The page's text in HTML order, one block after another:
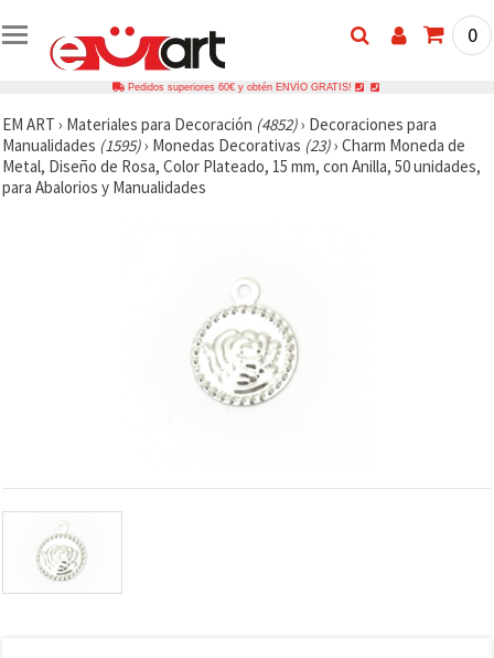
0
Pedidos superiores 60€ y obtén ENVÍO GRATIS!
EM ART › Materiales para Decoración (4852)› Decoraciones para
Manualidades (1595)› Monedas Decorativas (23)› Charm Moneda de
Metal, Diseño de Rosa, Color Plateado, 15 mm, con Anilla, 50 unidades,
para Abalorios y Manualidades